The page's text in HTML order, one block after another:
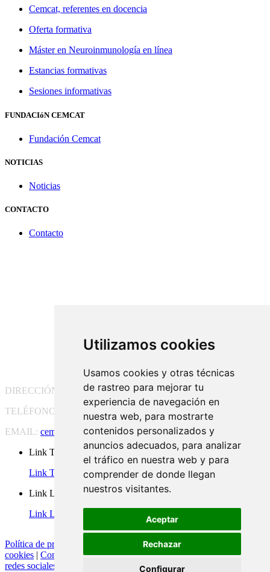
Utilizamos cookies
Usamos cookies y otras técnicas
de rastreo para mejorar tu
experiencia de navegación en
nuestra web, para mostrarte
contenidos personalizados y
anuncios adecuados, para analizar
el tráfico en nuestra web y para
comprender de donde llegan
nuestros visitantes.
Aceptar
Rechazar
Configurar
Cemcat, referentes en docencia
Oferta formativa
Máster en Neuroinmunología en línea
Estancias formativas
Sesiones informativas
FUNDACIóN CEMCAT
Fundación Cemcat
NOTICIAS
Noticias
CONTACTO
Contacto
DIRECCIÓN:
Pg. Vall d'Hebron, 119-129, 08035 Barcelona
TELÉFONO:
(+34) 93 175 15 55
EMAIL: cem-cat@cem-cat.org
Link Twitter
Link Twitter
Link Linkedin
Link Linkedin
Política de privacidad Política de cookies
cookies | Condiciones generales de contratación|Política de redes
redes sociales